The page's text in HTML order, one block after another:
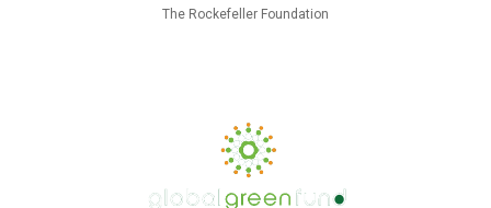
The Rockefeller Foundation